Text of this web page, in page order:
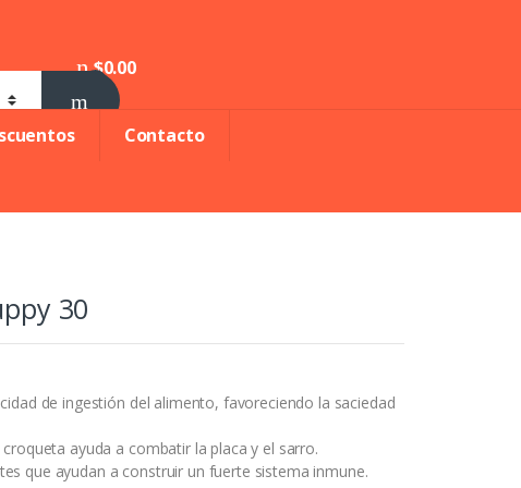
$0.00
Contacto
30
de ingestión del alimento, favoreciendo la saciedad
ayuda a combatir la placa y el sarro.
que ayudan a construir un fuerte sistema inmune.